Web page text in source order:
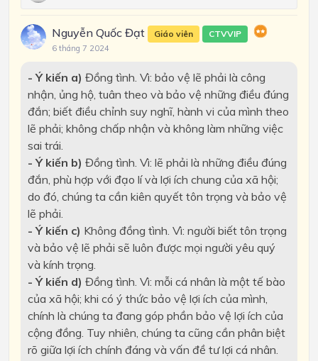
Nguyễn Quốc Đạt Giáo viên CTVVIP
6 tháng 7 2024
- Ý kiến a) Đồng tình. Vì: bảo vệ lẽ phải là công
nhận, ủng hộ, tuân theo và bảo vệ những điều đúng
đắn; biết điều chỉnh suy nghĩ, hành vi của mình theo
lẽ phải; không chấp nhận và không làm những việc
sai trái.
- Ý kiến b) Đồng tình. Vì: lẽ phải là những điều đúng
đắn, phù hợp với đạo lí và lợi ích chung của xã hội;
do đó, chúng ta cần kiên quyết tôn trọng và bảo vệ
lẽ phải.
- Ý kiến c) Không đồng tình. Vì: người biết tôn trọng
và bảo vệ lẽ phải sẽ luôn được mọi người yêu quý
và kính trọng.
- Ý kiến d) Đồng tình. Vì: mỗi cá nhân là một tế bào
của xã hội; khi có ý thức bảo vệ lợi ích của mình,
chính là chúng ta đang góp phần bảo vệ lợi ích của
cộng đồng. Tuy nhiên, chúng ta cũng cần phân biệt
rõ giữa lợi ích chính đáng và vấn đề tư lợi cá nhân.